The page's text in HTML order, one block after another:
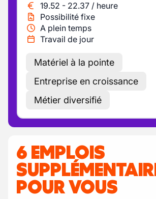
19.52 - 22.37 / heure
Possibilité fixe
A plein temps
Travail de jour
Matériel à la pointe
Entreprise en croissance
Métier diversifié
6 EMPLOIS
POUR VOUS